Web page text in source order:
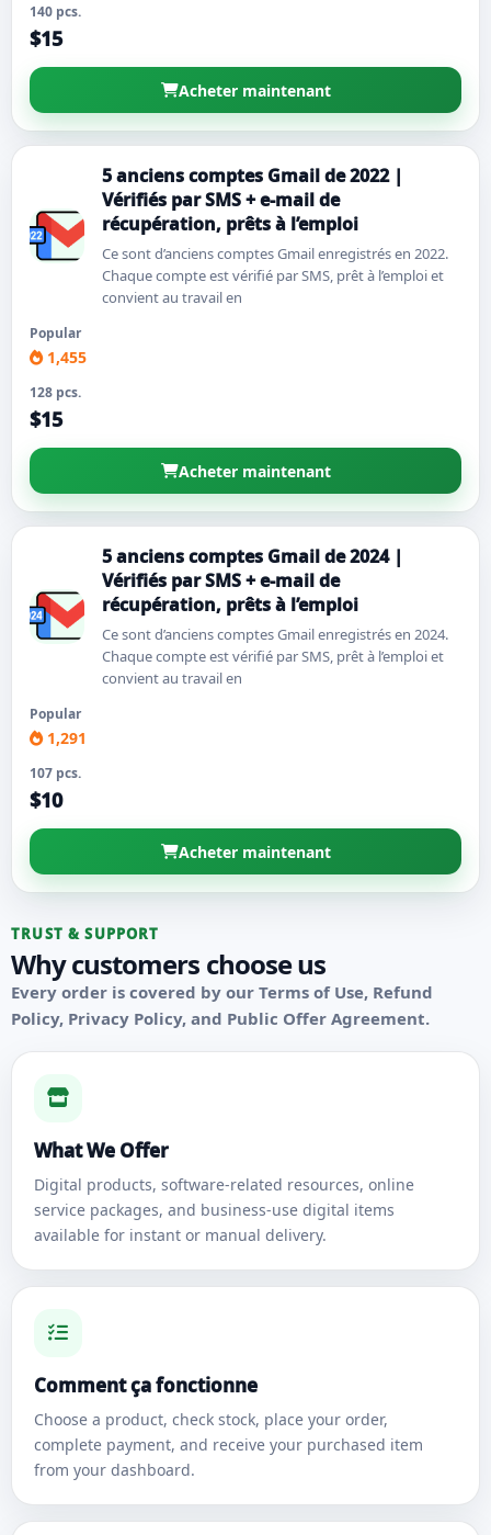
140 pcs.
$15
Acheter maintenant
5 anciens comptes Gmail de 2022 |
Vérifiés par SMS + e-mail de
récupération, prêts à l’emploi
Ce sont d’anciens comptes Gmail enregistrés en 2022.
Chaque compte est vérifié par SMS, prêt à l’emploi et
convient au travail en
Popular
1,455
128 pcs.
$15
Acheter maintenant
5 anciens comptes Gmail de 2024 |
Vérifiés par SMS + e-mail de
récupération, prêts à l’emploi
Ce sont d’anciens comptes Gmail enregistrés en 2024.
Chaque compte est vérifié par SMS, prêt à l’emploi et
convient au travail en
Popular
1,291
107 pcs.
$10
Acheter maintenant
TRUST & SUPPORT
Why customers choose us
Every order is covered by our Terms of Use, Refund
Policy, Privacy Policy, and Public Offer Agreement.
What We Offer
Digital products, software-related resources, online
service packages, and business-use digital items
available for instant or manual delivery.
Comment ça fonctionne
Choose a product, check stock, place your order,
complete payment, and receive your purchased item
from your dashboard.